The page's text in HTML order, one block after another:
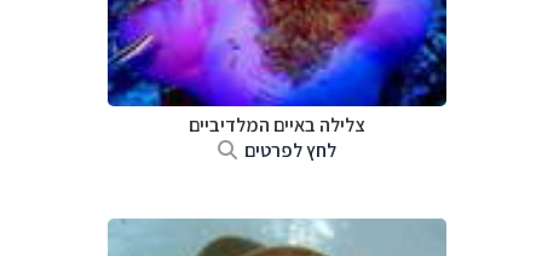
צלילה באיים המלדיביים
לחץ לפרטים